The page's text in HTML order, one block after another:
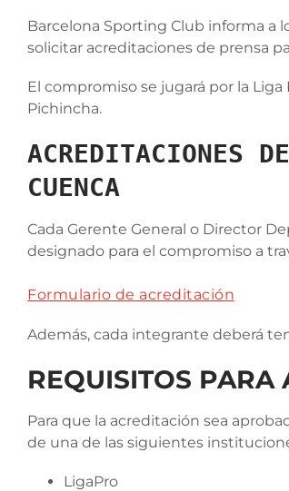
Barcelona Sporting Club informa a
solicitar acreditaciones de prensa
El compromiso se jugará por la
Pichincha.
ACREDITACIONES
CUENCA
Cada Gerente General o Director
designado para el compromiso a
Formulario de acreditación
Además, cada integrante deberá
REQUISITOS PARA
Para que la acreditación sea
de una de las siguientes
LigaPro